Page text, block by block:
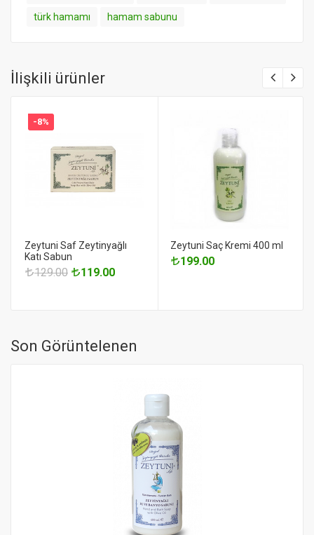
türk hamamı hamam sabunu
İlişkili ürünler
-8%
Zeytuni Saf Zeytinyağlı
Katı Sabun
129.00 119.00
Zeytuni Saç Kremi 400 ml
199.00
Son Görüntelenen